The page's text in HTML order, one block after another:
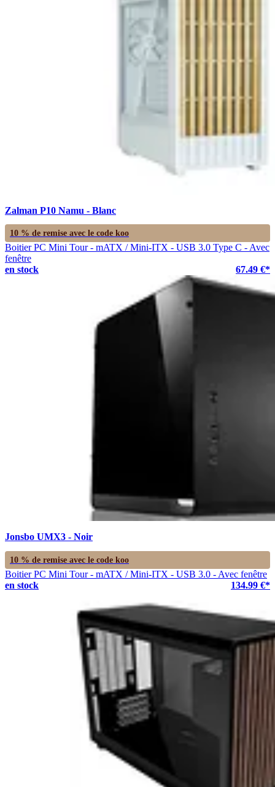
Zalman P10 Namu - Blanc
10 % de remise avec le code koo
Boitier PC Mini Tour - mATX / Mini-ITX - USB 3.0 Type C - Avec
fenêtre
en stock
67.49 €*
Jonsbo UMX3 - Noir
10 % de remise avec le code koo
Boitier PC Mini Tour - mATX / Mini-ITX - USB 3.0 - Avec fenêtre
en stock
134.99 €*